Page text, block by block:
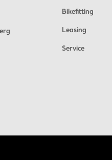
Bikefitting
Leasing
Service